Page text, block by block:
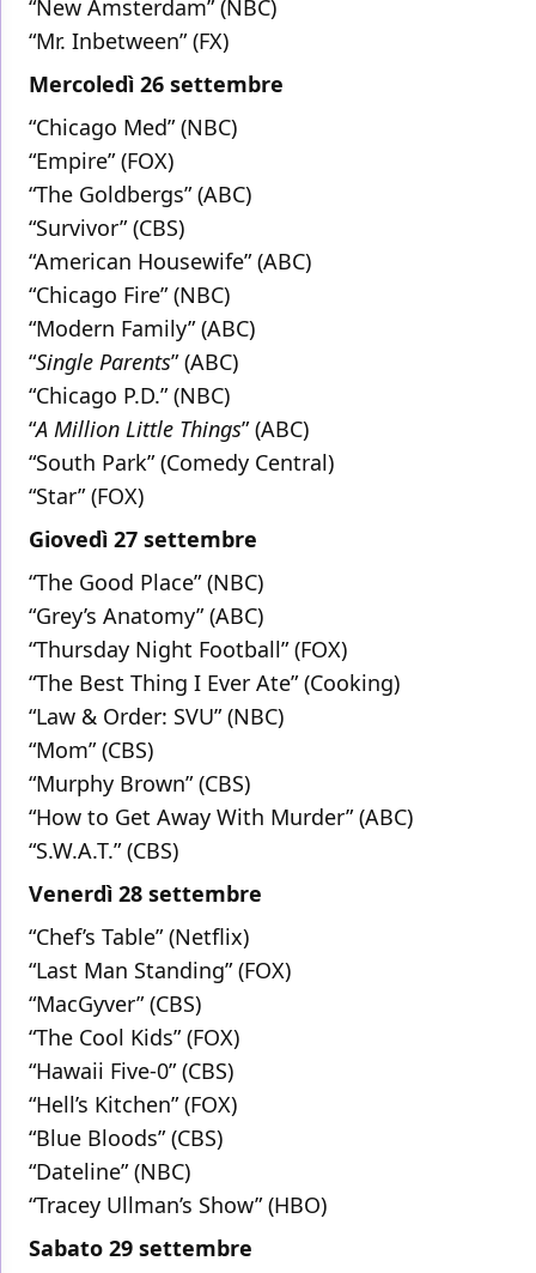
“New Amsterdam” (NBC)
“Mr. Inbetween” (FX)
Mercoledì 26 settembre
“Chicago Med” (NBC)
“Empire” (FOX)
“The Goldbergs” (ABC)
“Survivor” (CBS)
“American Housewife” (ABC)
“Chicago Fire” (NBC)
“Modern Family” (ABC)
“Single Parents” (ABC)
“Chicago P.D.” (NBC)
“A Million Little Things” (ABC)
“South Park” (Comedy Central)
“Star” (FOX)
Giovedì 27 settembre
“The Good Place” (NBC)
“Grey’s Anatomy” (ABC)
“Thursday Night Football” (FOX)
“The Best Thing I Ever Ate” (Cooking)
“Law & Order: SVU” (NBC)
“Mom” (CBS)
“Murphy Brown” (CBS)
“How to Get Away With Murder” (ABC)
“S.W.A.T.” (CBS)
Venerdì 28 settembre
“Chef’s Table” (Netflix)
“Last Man Standing” (FOX)
“MacGyver” (CBS)
“The Cool Kids” (FOX)
“Hawaii Five-0” (CBS)
“Hell’s Kitchen” (FOX)
“Blue Bloods” (CBS)
“Dateline” (NBC)
“Tracey Ullman’s Show” (HBO)
Sabato 29 settembre